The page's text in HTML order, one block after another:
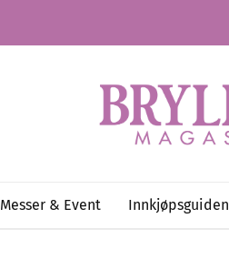
Messer & Event Innkjøpsguiden